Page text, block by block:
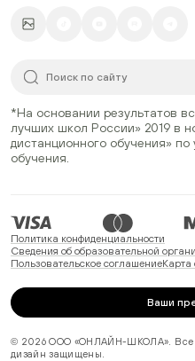
*На основании результатов
лучших школ России» 2019 в
дистанционного обучения» по
обучения.
Политика конфиденциальности
Сведения об образовательной
Пользовательское соглашениеКарта
Ваши
© 2026 ООО «ОНЛАЙН-ШКОЛА». Все
дизайн защищены.